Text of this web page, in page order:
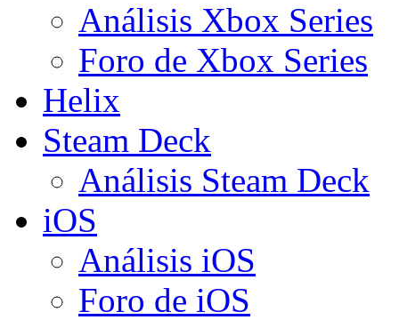
Análisis Xbox Series
Foro de Xbox Series
Helix
Steam Deck
Análisis Steam Deck
iOS
Análisis iOS
Foro de iOS